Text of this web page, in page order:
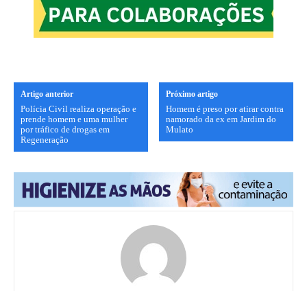
Artigo anterior
Polícia Civil realiza operação e
prende homem e uma mulher
por tráfico de drogas em
Regeneração
Próximo artigo
Homem é preso por atirar contra
namorado da ex em Jardim do
Mulato